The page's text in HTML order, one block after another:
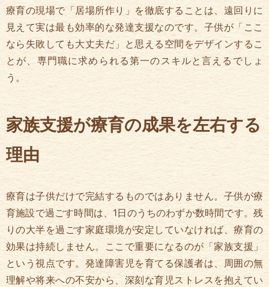
療育の現場で「居場所作り」を徹底することは、遠回りに
見えて実は最も効率的な発達支援なのです。子供が「ここ
なら失敗しても大丈夫だ」と思える空間をデザインするこ
とが、専門職に求められる第一のスキルと言えるでしょ
う。
家族支援が療育の成果を左右する
理由
療育は子供だけで完結するものではありません。子供が療
育施設で過ごす時間は、1日のうちのわずか数時間です。残
りの大半を過ごす家庭環境が安定していなければ、療育の
効果は持続しません。ここで重要になるのが「家族支援」
という視点です。発達障害児を育てる保護者は、周囲の無
理解や将来への不安から、深刻な育児ストレスを抱えてい